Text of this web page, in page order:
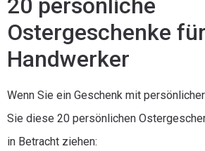
20 persönliche
Ostergeschenke für
Handwerker
Wenn Sie ein Geschenk mit
Sie diese 20 persönlichen
in Betracht ziehen: